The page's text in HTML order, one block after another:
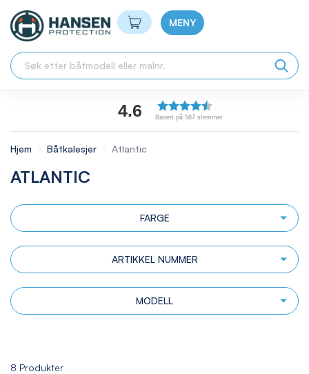
Min handlekurv
MENY
4.6 Basert på 587 stemmer
Hjem Båtkalesjer Atlantic
ATLANTIC
FARGE
ARTIKKEL NUMMER
MODELL
8 Produkter